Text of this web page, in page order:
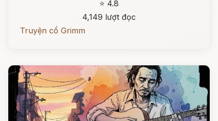
⭐ 4.8
4,149 lượt đọc
Truyện cổ Grimm